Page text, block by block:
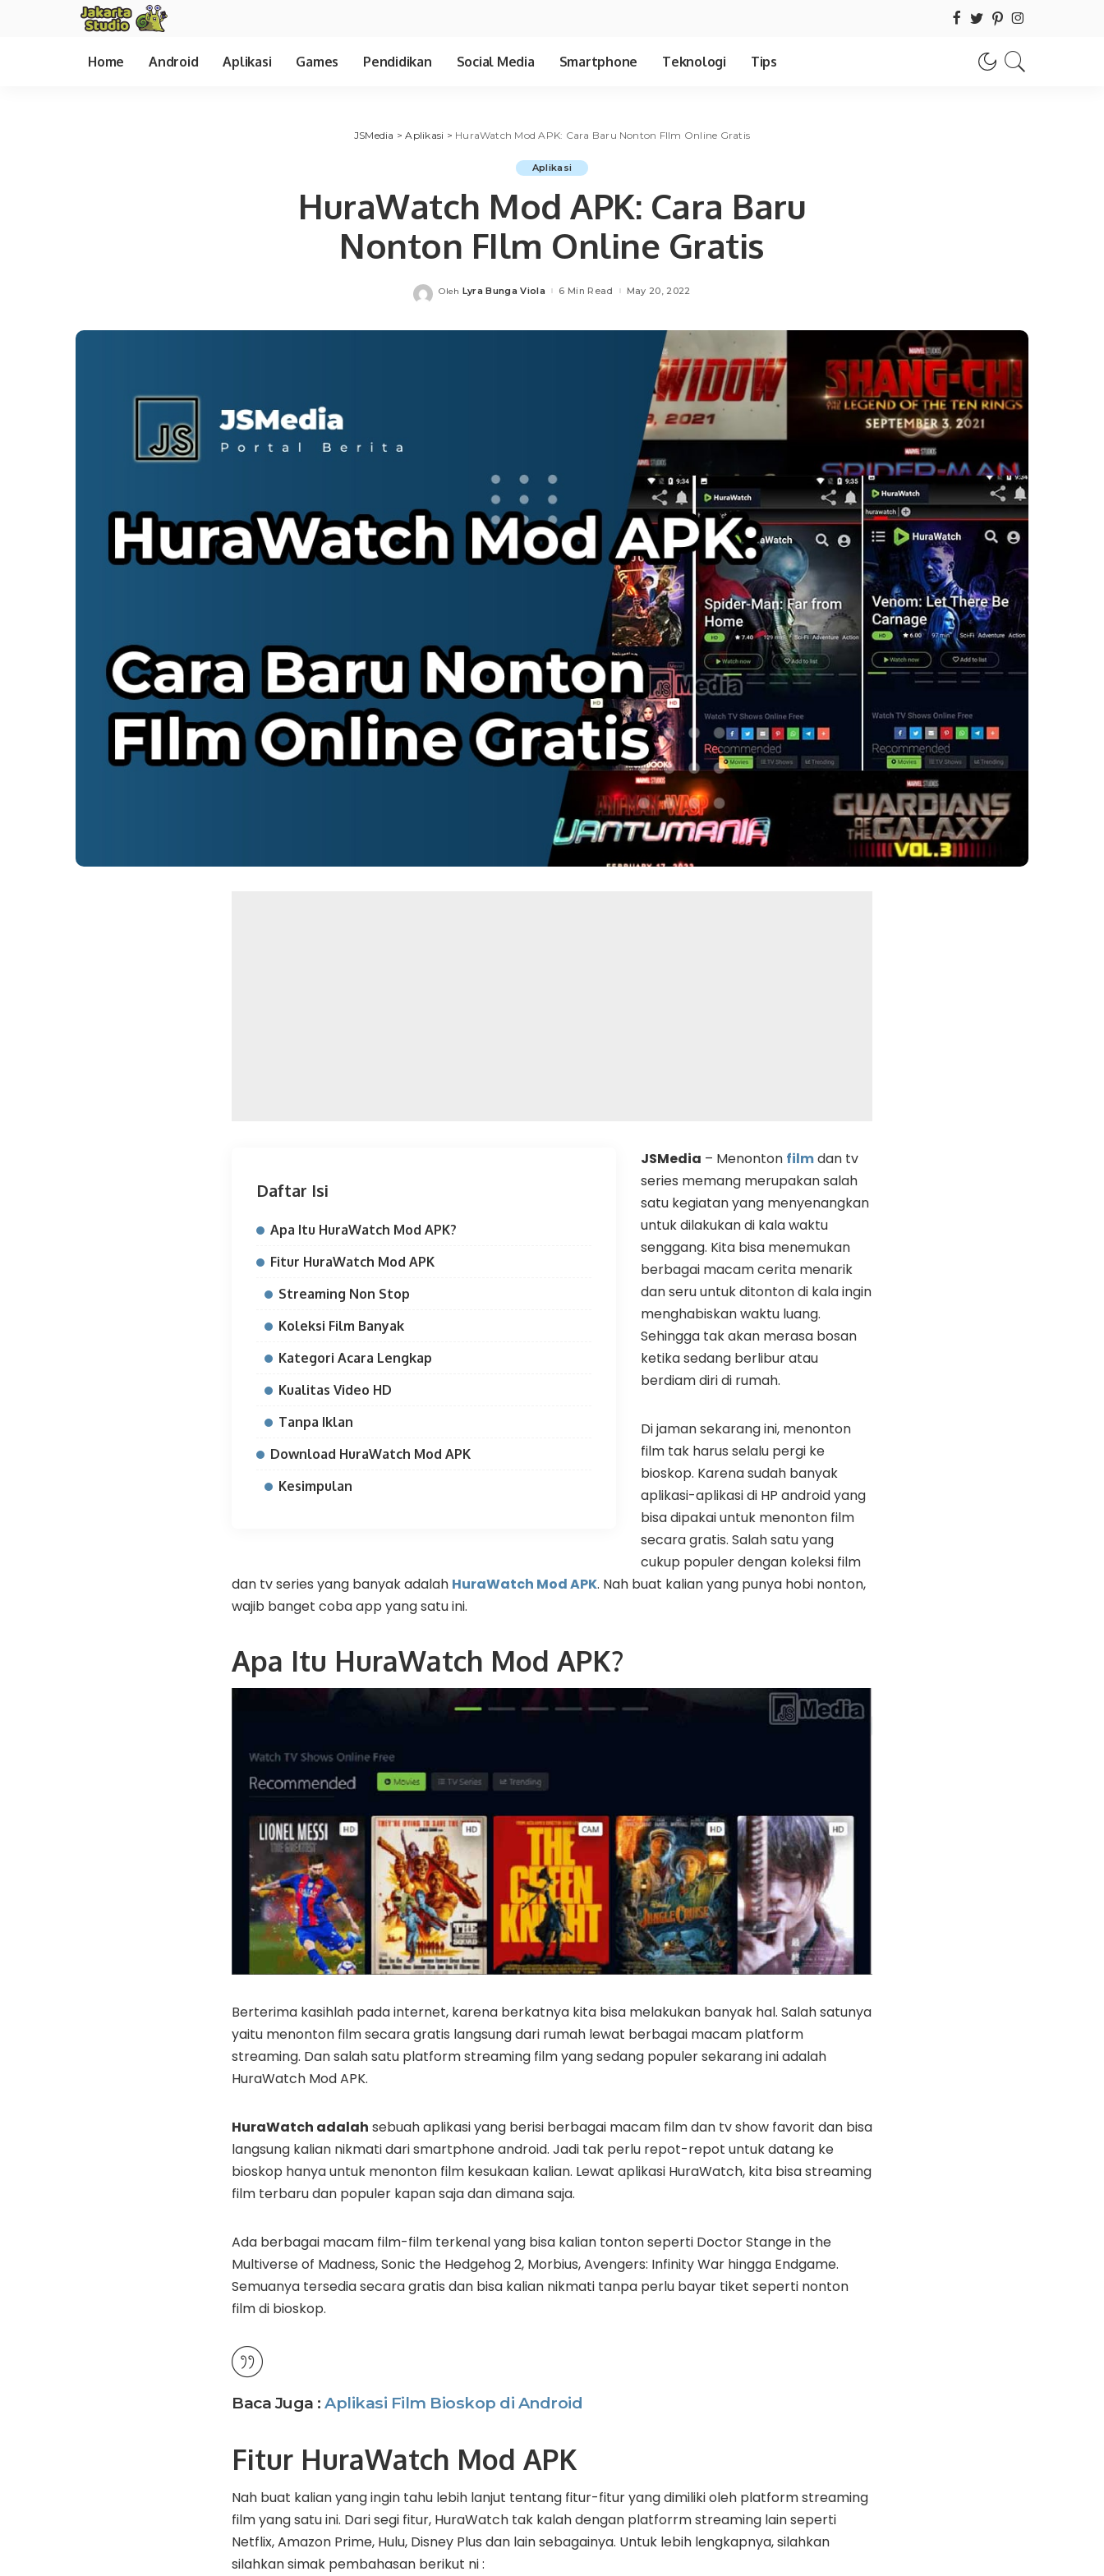
Home Android Aplikasi Games Pendidikan Social Media Smartphone Teknologi Tips
JSMedia >Aplikasi > HuraWatch Mod APK: Cara Baru Nonton FIlm Online Gratis
Aplikasi
HuraWatch Mod APK: Cara Baru
Nonton FIlm Online Gratis
Posted
Oleh Lyra Bunga Viola 6 Min Read May 20, 2022
Daftar Isi
Apa Itu HuraWatch Mod APK?
Fitur HuraWatch Mod APK
Streaming Non Stop
Koleksi Film Banyak
Kategori Acara Lengkap
Kualitas Video HD
Tanpa Iklan
Download HuraWatch Mod APK
Kesimpulan
JSMedia – Menonton filmdan tv
series memang merupakan salah
satu kegiatan yang menyenangkan
untuk dilakukan di kala waktu
senggang. Kita bisa menemukan
berbagai macam cerita menarik
dan seru untuk ditonton di kala ingin
menghabiskan waktu luang.
Sehingga tak akan merasa bosan
ketika sedang berlibur atau
berdiam diri di rumah.
Di jaman sekarang ini, menonton
film tak harus selalu pergi ke
bioskop. Karena sudah banyak
aplikasi-aplikasi di HP android yang
bisa dipakai untuk menonton film
secara gratis. Salah satu yang
cukup populer dengan koleksi film
dan tv series yang banyak adalah HuraWatch Mod APK. Nah buat kalian yang punya hobi nonton,
wajib banget coba app yang satu ini.
Apa Itu HuraWatch Mod APK?
Berterima kasihlah pada internet, karena berkatnya kita bisa melakukan banyak hal. Salah satunya
yaitu menonton film secara gratis langsung dari rumah lewat berbagai macam platform
streaming. Dan salah satu platform streaming film yang sedang populer sekarang ini adalah
HuraWatch Mod APK.
HuraWatch adalah sebuah aplikasi yang berisi berbagai macam film dan tv show favorit dan bisa
langsung kalian nikmati dari smartphone android. Jadi tak perlu repot-repot untuk datang ke
bioskop hanya untuk menonton film kesukaan kalian. Lewat aplikasi HuraWatch, kita bisa streaming
film terbaru dan populer kapan saja dan dimana saja.
Ada berbagai macam film-film terkenal yang bisa kalian tonton seperti Doctor Stange in the
Multiverse of Madness, Sonic the Hedgehog 2, Morbius, Avengers: Infinity War hingga Endgame.
Semuanya tersedia secara gratis dan bisa kalian nikmati tanpa perlu bayar tiket seperti nonton
film di bioskop.
Baca Juga : Aplikasi Film Bioskop di Android
Fitur HuraWatch Mod APK
Nah buat kalian yang ingin tahu lebih lanjut tentang fitur-fitur yang dimiliki oleh platform streaming
film yang satu ini. Dari segi fitur, HuraWatch tak kalah dengan platforrm streaming lain seperti
Netflix, Amazon Prime, Hulu, Disney Plus dan lain sebagainya. Untuk lebih lengkapnya, silahkan
silahkan simak pembahasan berikut ni :